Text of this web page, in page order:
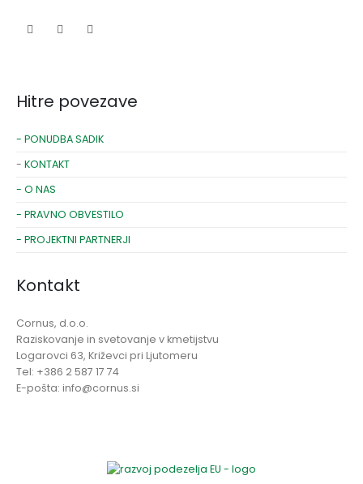
Hitre povezave
- PONUDBA SADIK
- KONTAKT
- O NAS
- PRAVNO OBVESTILO
- PROJEKTNI PARTNERJI
Kontakt
Cornus, d.o.o.
Raziskovanje in svetovanje v kmetijstvu
Logarovci 63, Križevci pri Ljutomeru
Tel: +386 2 587 17 74
E-pošta: info@cornus.si